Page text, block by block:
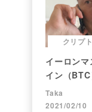
クリプト
イーロン
イン（BTC
Taka
2021/02/10